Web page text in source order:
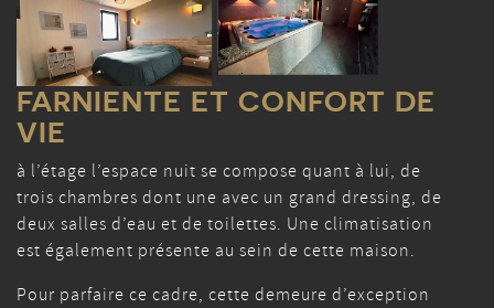
FARNIENTE ET CONFORT DE
VIE
à l’étage l’espace nuit se compose quant à lui, de
trois chambres dont une avec un grand dressing, de
deux salles d’eau et de toilettes. Une climatisation
est également présente au sein de cette maison.
Pour parfaire ce cadre, cette demeure d’exception